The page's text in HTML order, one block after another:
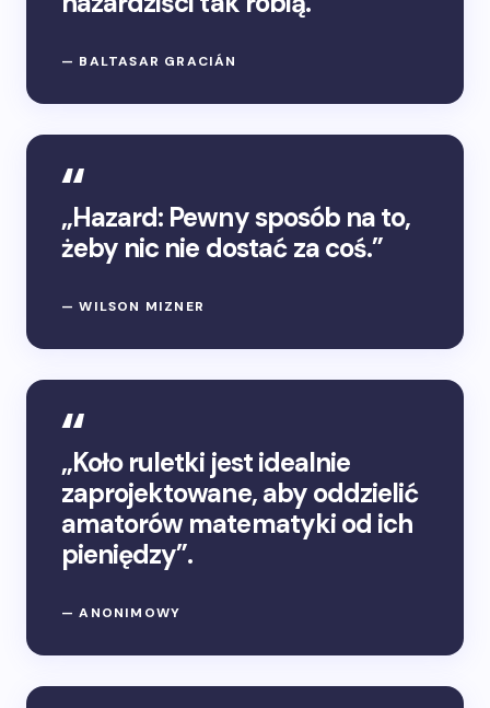
— BALTASAR GRACIÁN
„Hazard: Pewny sposób na to,
żeby nic nie dostać za coś.”
— WILSON MIZNER
„Koło ruletki jest idealnie
zaprojektowane, aby oddzielić
amatorów matematyki od ich
pieniędzy”.
— ANONIMOWY